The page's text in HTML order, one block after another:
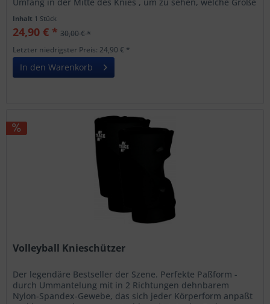
Inhalt 1 Stück
24,90 € * 30,00 € *
Letzter niedrigster Preis: 24,90 € *
In den Warenkorb
Volleyball Knieschützer
Der legendäre Bestseller der Szene. Perfekte Paßform -
durch Ummantelung mit in 2 Richtungen dehnbarem
Nylon-Spandex-Gewebe, das sich jeder Körperform anpaßt